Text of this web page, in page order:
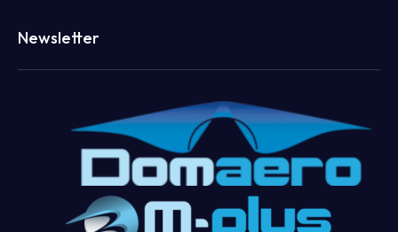
Newsletter